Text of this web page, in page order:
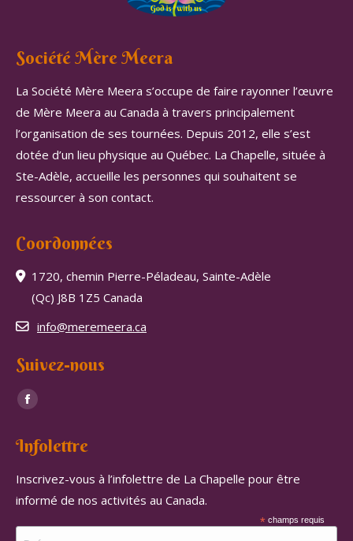
Société Mère Meera
La Société Mère Meera s’occupe de faire rayonner l’œuvre
de Mère Meera au Canada à travers principalement
l’organisation de ses tournées. Depuis 2012, elle s’est
dotée d’un lieu physique au Québec. La Chapelle, située à
Ste-Adèle, accueille les personnes qui souhaitent se
ressourcer à son contact.
Coordonnées
1720, chemin Pierre-Péladeau, Sainte-Adèle
(Qc) J8B 1Z5 Canada
info@meremeera.ca
Suivez-nous
Trouvez nous sur :
Facebook
opens
Infolettre
Inscrivez-vous à l’infolettre de La Chapelle pour être
informé de nos activités au Canada.
*champs requis